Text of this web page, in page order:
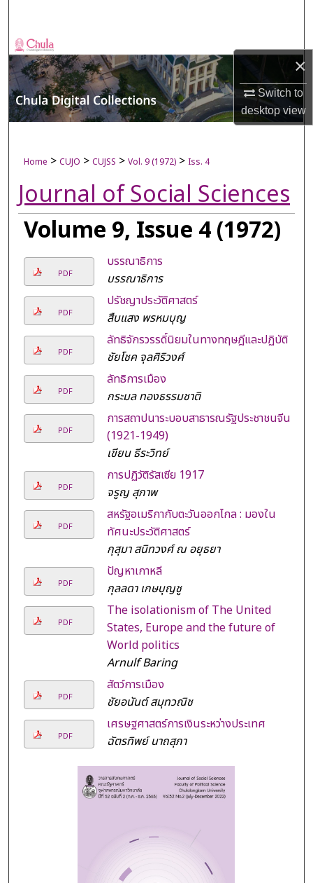
×
Switch to
desktopview
Browse Collections
My Account
About
Digital Commons Network™
Home > CUJO > CUJSS > Vol. 9 (1972) > Iss. 4
Journal of Social Sciences
Volume 9, Issue 4 (1972)
PDF
บรรณาธิการ
บรรณาธิการ
PDF
ปรัชญาประวัติศาสตร์
สืบแสง พรหมบุญ
PDF
ลัทธิจักรวรรดิ์นิยมในทางทฤษฎีและปฏิบัติ
ชัยโชค จุลศิริวงศ์
PDF
ลัทธิการเมือง
กระมล ทองธรรมชาติ
PDF
การสถาปนาระบอบสาธารณรัฐประชาชนจีน
(1921-1949)
เขียน ธีระวิทย์
PDF
การปฏิวัติรัสเซีย 1917
จรูญ สุภาพ
PDF
สหรัฐอเมริกากับตะวันออกไกล : มองใน
ทัศนะประวัติศาสตร์
กุสุมา สนิทวงศ์ ณ อยุธยา
PDF
ปัญหาเกาหลี
กุลลดา เกษบุญชู
PDF
The isolationism of The United
States, Europe and the future of
World politics
Arnulf Baring
PDF
สัตว์การเมือง
ชัยอนันต์ สมุทวณิช
PDF
เศรษฐศาสตร์การเงินระหว่างประเทศ
ฉัตรทิพย์ นาถสุภา